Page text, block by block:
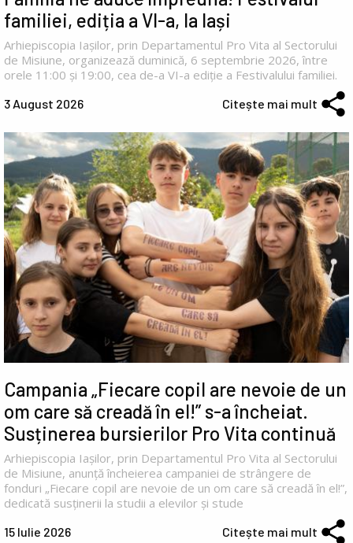
familiei, ediția a VI-a, la Iași
Arhiepiscopia Iașilor, prin Departamentul Pro Vita al Sectorului
de Misiune, organizează duminică, 6 septembrie 2026, între
orele 11:00 și 19:00, cea de-a VI-a ediție a Festivalului familiei.
3 August 2026 Citește mai mult
Campania „Fiecare copil are nevoie de un
om care să creadă în el!” s-a încheiat.
Susținerea bursierilor Pro Vita continuă
Arhiepiscopia Iașilor, prin Departamentul Pro Vita al Sectorului
de Misiune, anunță încheierea campaniei de strângere de
fonduri „Fiecare copil are nevoie de un om care să creadă în el!”,
dedicată susținerii la studii a elevilor și stude
15 Iulie 2026 Citește mai mult